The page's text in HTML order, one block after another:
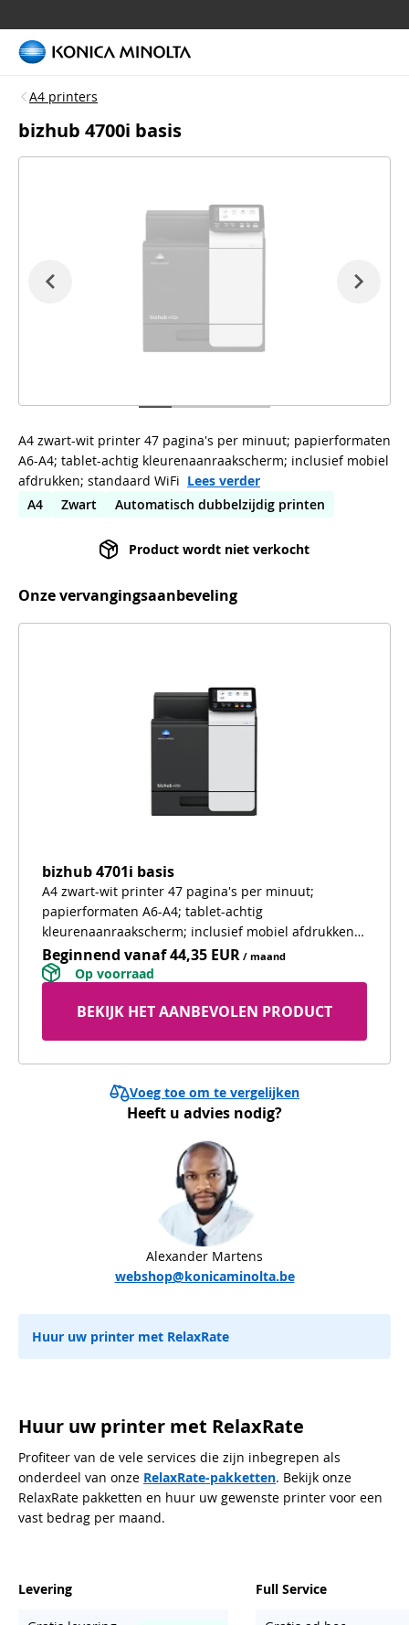
A4 printers
bizhub 4700i basis
A4 zwart-wit printer 47 pagina's per minuut; papierformaten
A6-A4; tablet-achtig kleurenaanraakscherm; inclusief mobiel
afdrukken; standaard WiFi Lees verder
A4
Zwart Automatisch dubbelzijdig printen
Product wordt niet verkocht
Onze vervangingsaanbeveling
bizhub 4701i basis
A4 zwart-wit printer 47 pagina's per minuut;
papierformaten A6-A4; tablet-achtig
kleurenaanraakscherm; inclusief mobiel afdrukken;
standaard WiFi
Beginnend vanaf44,35 EUR / maand
Op voorraad
BEKIJK HET AANBEVOLEN PRODUCT
Voeg toe om te vergelijken
Heeft u advies nodig?
Alexander Martens
webshop@konicaminolta.be
Huur uw printer met RelaxRate
Huur uw printer met RelaxRate
Profiteer van de vele services die zijn inbegrepen als
onderdeel van onze RelaxRate-pakketten. Bekijk onze
RelaxRate pakketten en huur uw gewenste printer voor een
vast bedrag per maand.
Levering Full Service